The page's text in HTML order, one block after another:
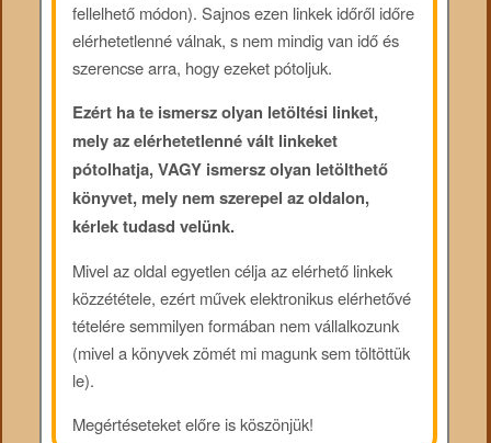
fellelhető módon). Sajnos ezen linkek időről időre
elérhetetlenné válnak, s nem mindig van idő és
szerencse arra, hogy ezeket pótoljuk.
Ezért ha te ismersz olyan letöltési linket,
mely az elérhetetlenné vált linkeket
pótolhatja, VAGY ismersz olyan letölthető
könyvet, mely nem szerepel az oldalon,
kérlek tudasd velünk.
Mivel az oldal egyetlen célja az elérhető linkek
közzététele, ezért művek elektronikus elérhetővé
tételére semmilyen formában nem vállalkozunk
(mivel a könyvek zömét mi magunk sem töltöttük
le).
Megértéseteket előre is köszönjük!